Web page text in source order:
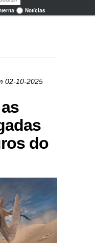
Notícias
02-10-2025
do